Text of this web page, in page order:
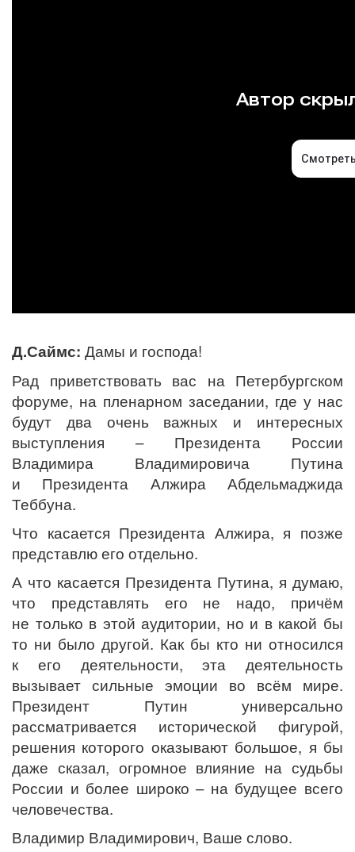
Д.Саймс: Дамы и господа!
Рад приветствовать вас на Петербургском
форуме, на пленарном заседании, где у нас
будут два очень важных и интересных
выступления – Президента России
Владимира Владимировича Путина
и Президента Алжира Абдельмаджида
Теббуна.
Что касается Президента Алжира, я позже
представлю его отдельно.
А что касается Президента Путина, я думаю,
что представлять его не надо, причём
не только в этой аудитории, но и в какой бы
то ни было другой. Как бы кто ни относился
к его деятельности, эта деятельность
вызывает сильные эмоции во всём мире.
Президент Путин универсально
рассматривается исторической фигурой,
решения которого оказывают большое, я бы
даже сказал, огромное влияние на судьбы
России и более широко – на будущее всего
человечества.
Владимир Владимирович, Ваше слово.